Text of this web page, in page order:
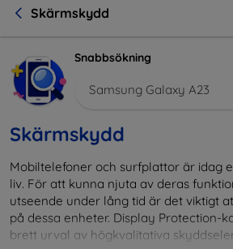
Skärmskydd
Snabbsökning
Samsung Galaxy A23
Skärmskydd
Mobiltelefoner och surfplattor är idag
liv. För att kunna njuta av deras
utseende under lång tid är det viktigt
på dessa enheter. Display Protection-
brett urval av högkvalitativa